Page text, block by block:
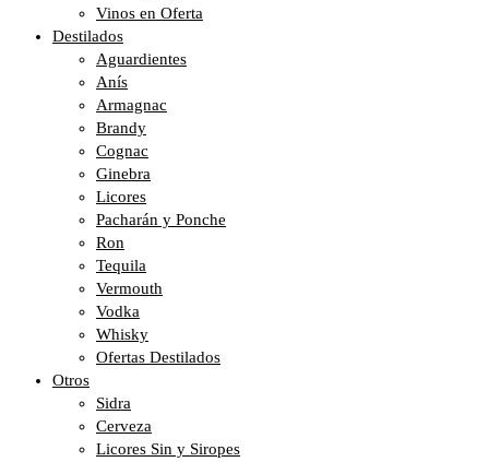
Vinos en Oferta
Destilados
Aguardientes
Anís
Armagnac
Brandy
Cognac
Ginebra
Licores
Pacharán y Ponche
Ron
Tequila
Vermouth
Vodka
Whisky
Ofertas Destilados
Otros
Sidra
Cerveza
Licores Sin y Siropes